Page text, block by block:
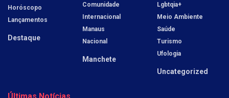
Horóscopo
Lançamentos
Destaque
Comunidade
Internacional
Manaus
Nacional
Manchete
Lgbtqia+
Meio Ambiente
Saúde
Turismo
Ufologia
Uncategorized